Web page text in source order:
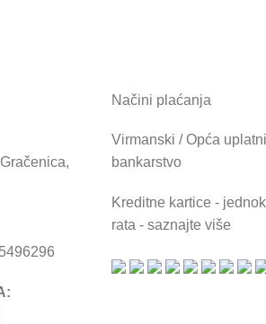
Načini plaćanja
Virmanski / Opća
bankarstvo
Kreditne kartice -
rata - saznajte više